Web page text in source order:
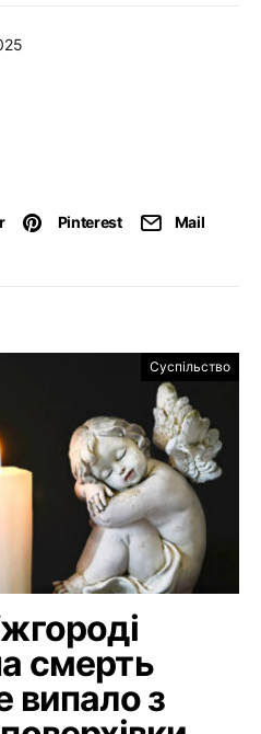
Pinterest Mail
Суспільство
смерть
випало з